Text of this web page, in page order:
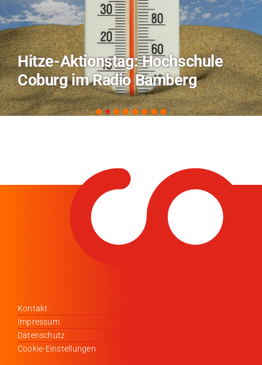
Hitze-Aktionstag: Hochschule
Coburg im Radio Bamberg
Kontakt
Impressum
Datenschutz
Cookie-Einstellungen